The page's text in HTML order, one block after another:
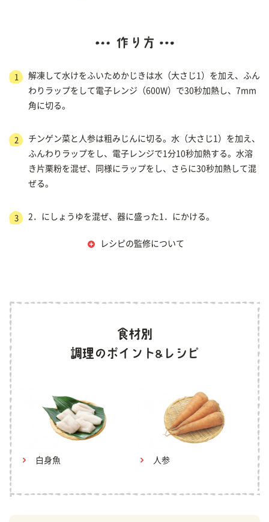
1
解凍して水けをふいためかじきは水（大さじ1）を加え、ふん
わりラップをして電子レンジ（600W）で30秒加熱し、7mm
角に切る。
2
チンゲン菜と人参は粗みじんに切る。水（大さじ1）を加え、
ふんわりラップをし、電子レンジで1分10秒加熱する。水溶
き片栗粉を混ぜ、同様にラップをし、さらに30秒加熱して混
ぜる。
3 2．にしょうゆを混ぜ、器に盛った1．にかける。
レシピの監修について
白身魚 人参